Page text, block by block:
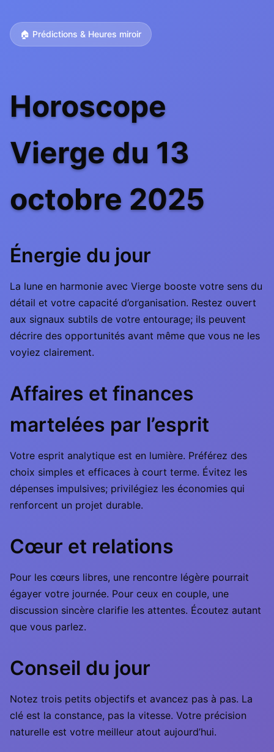
🏠 Prédictions & Heures miroir
Horoscope
Vierge du 13
octobre 2025
Énergie du jour
La lune en harmonie avec Vierge booste votre sens du
détail et votre capacité d’organisation. Restez ouvert
aux signaux subtils de votre entourage; ils peuvent
décrire des opportunités avant même que vous ne les
voyiez clairement.
Affaires et finances
martelées par l’esprit
Votre esprit analytique est en lumière. Préférez des
choix simples et efficaces à court terme. Évitez les
dépenses impulsives; privilégiez les économies qui
renforcent un projet durable.
Cœur et relations
Pour les cœurs libres, une rencontre légère pourrait
égayer votre journée. Pour ceux en couple, une
discussion sincère clarifie les attentes. Écoutez autant
que vous parlez.
Conseil du jour
Notez trois petits objectifs et avancez pas à pas. La
clé est la constance, pas la vitesse. Votre précision
naturelle est votre meilleur atout aujourd’hui.